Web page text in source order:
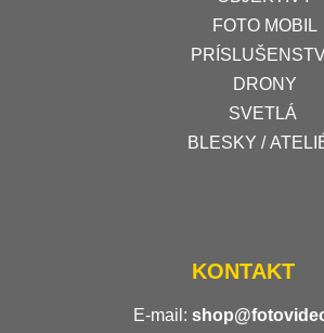
FOTO MOBIL
DRONY
SVETLÁ
BLESKY /
KONTAKT
E-mail: